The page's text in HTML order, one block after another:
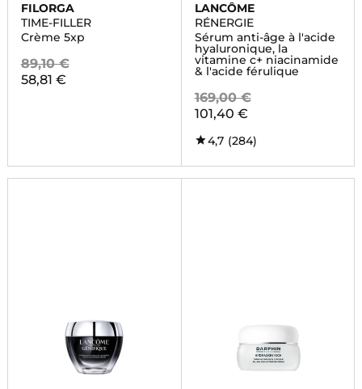
FILORGA
TIME-FILLER
Crème 5xp
89,10 €
58,81 €
LANCÔME
RÉNERGIE
Sérum anti-âge à l'acide
hyaluronique, la
vitamine c+ niacinamide
& l'acide férulique
169,00 €
101,40 €
4,7 (284)